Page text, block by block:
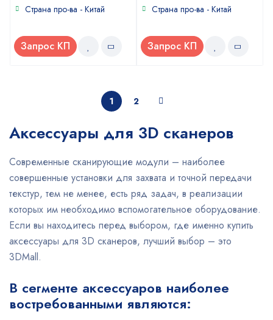
Страна про-ва - Китай
Запрос КП
Страна про-ва - Китай
Запрос КП
1 2
Аксессуары для 3D сканеров
Современные сканирующие модули – наиболее
совершенные установки для захвата и точной передачи
текстур, тем не менее, есть ряд задач, в реализации
которых им необходимо вспомогательное оборудование.
Если вы находитесь перед выбором, где именно купить
аксессуары для 3D сканеров, лучший выбор – это
3DMall.
В сегменте аксессуаров наиболее
востребованными являются: